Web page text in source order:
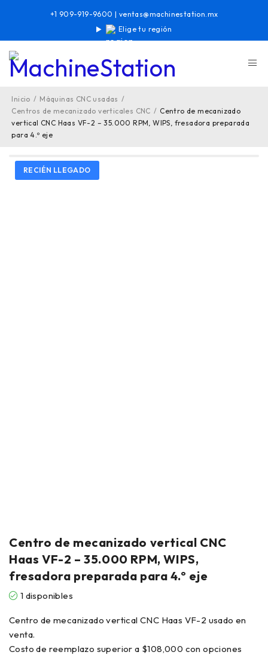
Elige tu región
+1 909-919-9600 | ventas@machinestation.mx
Inicio / Máquinas CNC usadas /
Centros de mecanizado verticales CNC / Centro de mecanizado
vertical CNC Haas VF-2 – 35.000 RPM, WIPS, fresadora preparada
para 4.º eje
RECIÉN LLEGADO
Centro de mecanizado vertical CNC
Haas VF-2 – 35.000 RPM, WIPS,
fresadora preparada para 4.º eje
1 disponibles
Centro de mecanizado vertical CNC Haas VF-2 usado en
venta.
Costo de reemplazo superior a $108,000 con opciones